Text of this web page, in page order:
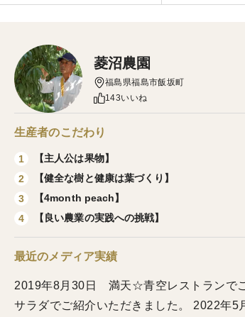
菱沼農園
福島県福島市飯坂町
143いいね
生産者のこだわり
1
【主人公は果物】
2
【健全な樹と健康は葉づくり】
3
【4month peach】
4
【良い農業の実践への挑戦】
最近のメディア実績
2019年8月30日 満天☆青空レストランで
サラダでご紹介いただきました。 2022年